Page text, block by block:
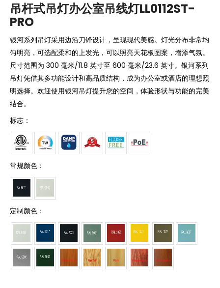
吊杆式吊灯办公室吊线灯LL0112ST-
PRO
银河系列吊灯采用边沿刀锋设计，呈现现代美感。灯光分布非常均
匀明亮，可选配柔和的上发光，可以照亮天花板图案，增添气氛。
尺寸范围为 300 毫米/11.8 英寸至 600 毫米/23.6 英寸。银河系列
吊灯凭借其多功能设计和高品质结构，成为办公室或酒店的理想照
明选择。欢迎使用银河吊灯提升您的空间，体验形状与功能的完美
结合。
标志：
常规颜色：
定制颜色：